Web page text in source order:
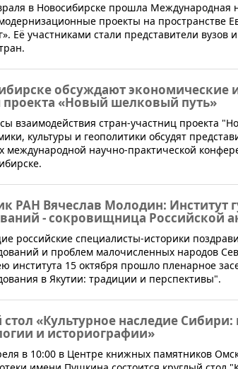
в Новосибирске прошла Международная
проекты на пространстве
Её участниками стали представители вузов
обсуждают экономические
проекта «Новый шелковый путь»
взаимодействия стран-участниц проекта
культуры и геополитики обсудят
международной научно-практической
РАН Вячеслав Молодин: Институт
- сокровищница Российской
российские специалисты-историки
и проблем малочисленных народов
института 15 октября прошло пленарное
в Якутии: традиции и перспективы".
стол «Культурное наследие
и историографии»
в 10:00 в Центре книжных памятников